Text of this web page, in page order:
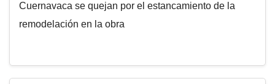
Cuernavaca se quejan por el estancamiento de la
remodelación en la obra